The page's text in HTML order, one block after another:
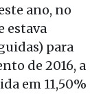
ano, no
estava
para
de 2016, a
em 11,50%